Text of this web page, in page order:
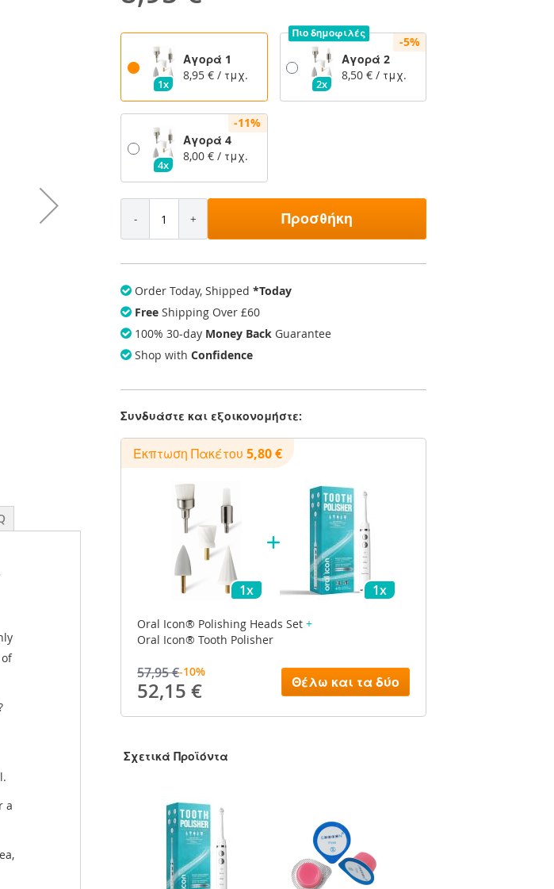
1x
Αγορά 1
8,95 € / τμχ.
-5%
Πιο δημοφιλές
2x
Αγορά 2
8,50 € / τμχ.
-11%
4x
Αγορά 4
8,00 € / τμχ.
Προσθήκη
Order Today, Shipped*Today
Free Shipping Over £60
100% 30-day Money Back Guarantee
Shop withConfidence
Συνδυάστε και εξοικονομήστε:
Έκπτωση Πακέτου5,80 €
1x 1x
Oral Icon® Polishing Heads Set+
Oral Icon® Tooth Polisher
57,95 €-10%
52,15 € Θέλω και τα δύο
a
Σχετικά Προϊόντα